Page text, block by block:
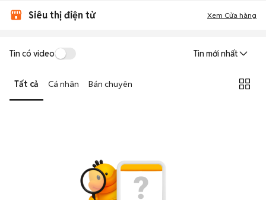
Siêu thị điện tử Xem Cửa hàng
Tin có video Tin mới nhất
Tất cả Cá nhân Bán chuyên